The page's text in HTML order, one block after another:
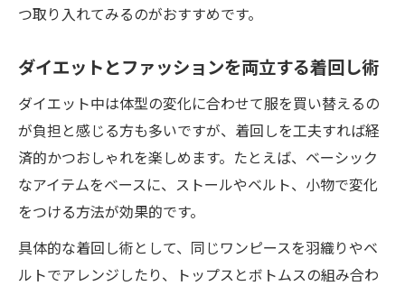
つ取り入れてみるのがおすすめです。
ダイエットとファッションを両立する着回し術
ダイエット中は体型の変化に合わせて服を買い替えるの
が負担と感じる方も多いですが、着回しを工夫すれば経
済的かつおしゃれを楽しめます。たとえば、ベーシック
なアイテムをベースに、ストールやベルト、小物で変化
をつける方法が効果的です。
具体的な着回し術として、同じワンピースを羽織りやベ
ルトでアレンジしたり、トップスとボトムスの組み合わ